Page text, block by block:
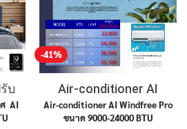
บ
ศ AI
-41%
Air-conditioner AI
Windfree Pro
Air-conditioner AI Windfree Pro
ขนาด 9000-24000 BTU